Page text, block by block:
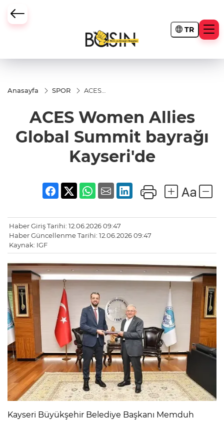
TR
Anasayfa SPOR
ACES
Global
Summit
Kayseri'de
ACES Women Allies
Global Summit bayrağı
Kayseri'de
Haber Giriş Tarihi: 12.06.2026 09:47
Haber Güncellenme Tarihi: 12.06.2026 09:47
Kaynak: IGF
Kayseri Büyükşehir Belediye Başkanı Memduh